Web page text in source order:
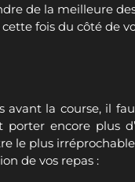
de la meilleure
fois du côté de
la course, il
encore plus
le plus
de vos repas :